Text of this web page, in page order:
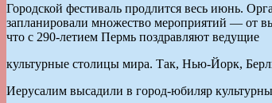
Городской фестиваль продлится весь июнь.
запланировали множество мероприятий — от
что с 290-летием Пермь поздравляют ведущие
культурные столицы мира. Так, Нью-Йорк,
Иерусалим высадили в город-юбиляр